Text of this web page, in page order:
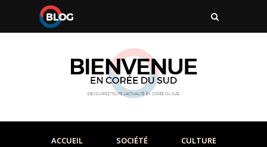
ACCUEIL SOCIÉTÉ CULTURE